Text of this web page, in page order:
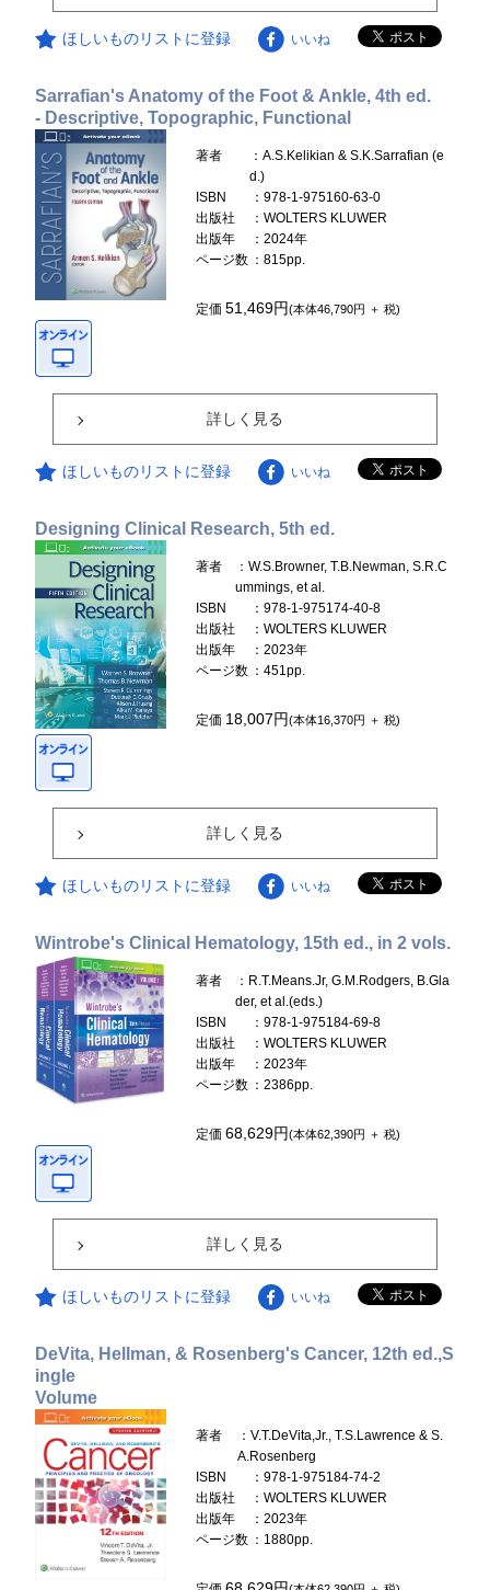
ほしいものリストに登録 いいね
Sarrafian's Anatomy of the Foot & Ankle, 4th ed.
- Descriptive, Topographic, Functional
著者
：A.S.Kelikian & S.K.Sarrafian (e
d.)
ISBN
：978-1-975160-63-0
出版社
：WOLTERS KLUWER
出版年
：2024年
ページ数 ：815pp.
定価51,469円(本体46,790円 ＋ 税)
詳しく見る
ほしいものリストに登録 いいね
Designing Clinical Research, 5th ed.
著者
：W.S.Browner, T.B.Newman, S.R.C
ummings, et al.
ISBN
：978-1-975174-40-8
出版社
：WOLTERS KLUWER
出版年
：2023年
ページ数 ：451pp.
定価 18,007円(本体16,370円 ＋ 税)
詳しく見る
ほしいものリストに登録 いいね
Wintrobe's Clinical Hematology, 15th ed., in 2 vols.
著者
：R.T.Means.Jr, G.M.Rodgers, B.Gla
der, et al.(eds.)
ISBN
：978-1-975184-69-8
出版社
：WOLTERS KLUWER
出版年
：2023年
ページ数 ：2386pp.
定価68,629円(本体62,390円 ＋ 税)
詳しく見る
ほしいものリストに登録 いいね
DeVita, Hellman, & Rosenberg's Cancer, 12th ed.,S
ingle
Volume
著者
：V.T.DeVita,Jr., T.S.Lawrence & S.
A.Rosenberg
ISBN
：978-1-975184-74-2
出版社
：WOLTERS KLUWER
出版年
：2023年
ページ数 ：1880pp.